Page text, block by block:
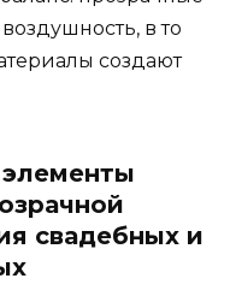
в то
создают
свадебных и